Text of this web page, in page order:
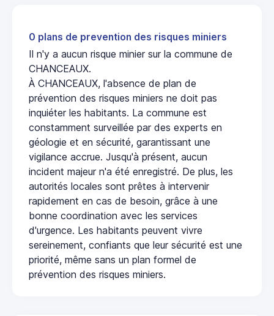
0 plans de prevention des risques miniers
Il n'y a aucun risque minier sur la commune de
CHANCEAUX.
À CHANCEAUX, l'absence de plan de
prévention des risques miniers ne doit pas
inquiéter les habitants. La commune est
constamment surveillée par des experts en
géologie et en sécurité, garantissant une
vigilance accrue. Jusqu'à présent, aucun
incident majeur n'a été enregistré. De plus, les
autorités locales sont prêtes à intervenir
rapidement en cas de besoin, grâce à une
bonne coordination avec les services
d'urgence. Les habitants peuvent vivre
sereinement, confiants que leur sécurité est une
priorité, même sans un plan formel de
prévention des risques miniers.